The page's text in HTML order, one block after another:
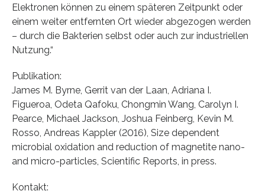
Elektronen können zu einem späteren Zeitpunkt oder
einem weiter entfernten Ort wieder abgezogen werden
– durch die Bakterien selbst oder auch zur industriellen
Nutzung.“
Publikation:
James M. Byrne, Gerrit van der Laan, Adriana I.
Figueroa, Odeta Qafoku, Chongmin Wang, Carolyn I.
Pearce, Michael Jackson, Joshua Feinberg, Kevin M.
Rosso, Andreas Kappler (2016), Size dependent
microbial oxidation and reduction of magnetite nano-
and micro-particles, Scientific Reports, in press.
Kontakt: